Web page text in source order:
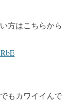
方はこちらから
もカワイイんで